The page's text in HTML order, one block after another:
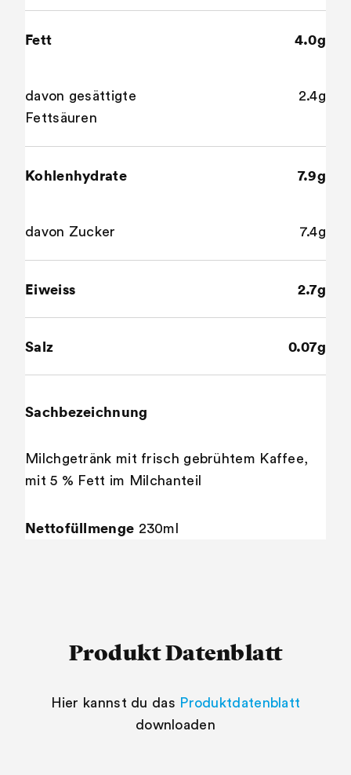
Fett 4.0g
davon gesättigte
Fettsäuren
2.4g
Kohlenhydrate 7.9g
davon Zucker 7.4g
Eiweiss 2.7g
Salz 0.07g
Sachbezeichnung
Milchgetränk mit frisch gebrühtem Kaffee,
mit 5 % Fett im Milchanteil
Nettofüllmenge 230ml
Produkt Datenblatt
Hier kannst du das Produktdatenblatt
downloaden